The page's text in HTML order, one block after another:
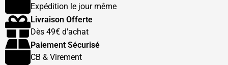
Expédition le jour même
Livraison Offerte
Dès 49€ d'achat
Paiement Sécurisé
CB & Virement